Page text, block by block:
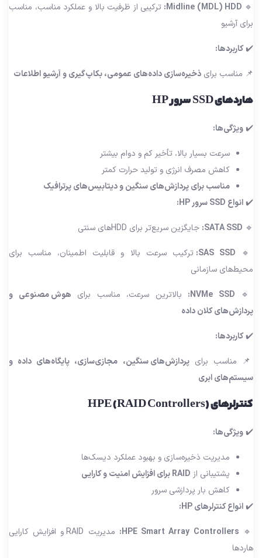
🔹
Midline (MDL) HDD:ترکیبی از ظرفیت بالا و عملکرد مناسب، مناسب
برای آرشیو
✔️کاربردها:
📌 مناسب برای ذخیره‌سازی داده‌های عمومی، بکاپ‌گیری و آرشیو اطلاعات
هاردهای SSD سرور HP
✔️ویژگی‌ها:
سرعت بسیار بالا، تأخیر کم و دوام بیشتر
کاهش مصرف انرژی و تولید حرارت کمتر
مناسب برای پردازش‌های سنگین و دیتابیس‌های پرترافیک
✔️انواع SSD سرور HP:
🔹
SATA SSD:جایگزین سریع‌تر برای HDDهای سنتی
🔹
SAS SSD:ترکیب سرعت بالا و قابلیت اطمینان، مناسب برای
محیط‌های سازمانی
🔹
NVMe SSD:بالاترین سرعت، مناسب برای هوش مصنوعی و
پردازش‌های کلان داده
✔️کاربردها:
📌 مناسب برای پردازش‌های سنگین، مجازی‌سازی، پایگاه‌های داده و
سیستم‌های ابری
کنترلرهای HPE (RAID Controllers)
✔️ویژگی‌ها:
مدیریت ذخیره‌سازی و بهبود عملکرد دیسک‌ها
پشتیبانی از RAID برای افزایش امنیت و کارایی
کاهش بار پردازشی سرور
✔️انواع کنترلرهای HP:
🔹
HPE Smart Array Controllers:
مدیریت RAID و افزایش کارایی
هاردها